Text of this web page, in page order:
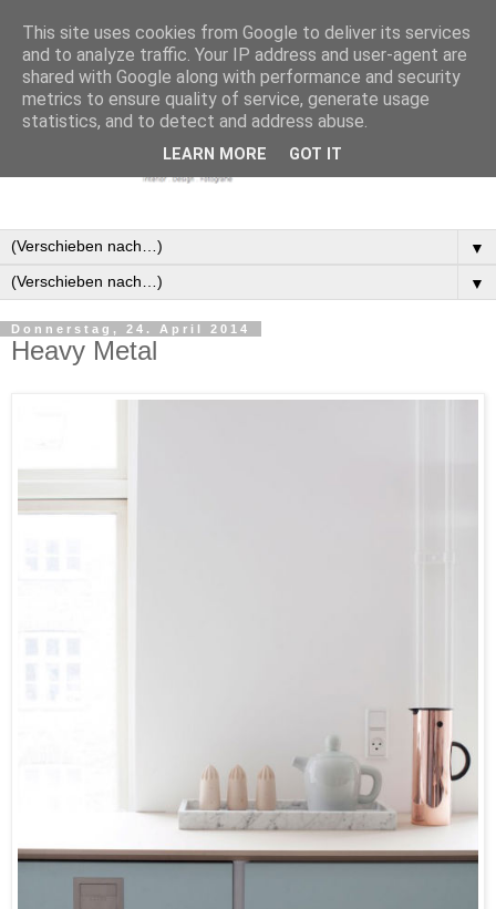
▼
▼
Donnerstag, 24. April 2014
Heavy Metal
This site uses cookies from Google to deliver its services
and to analyze traffic. Your IP address and user-agent are
shared with Google along with performance and security
metrics to ensure quality of service, generate usage
statistics, and to detect and address abuse.
LEARN MORE GOT IT